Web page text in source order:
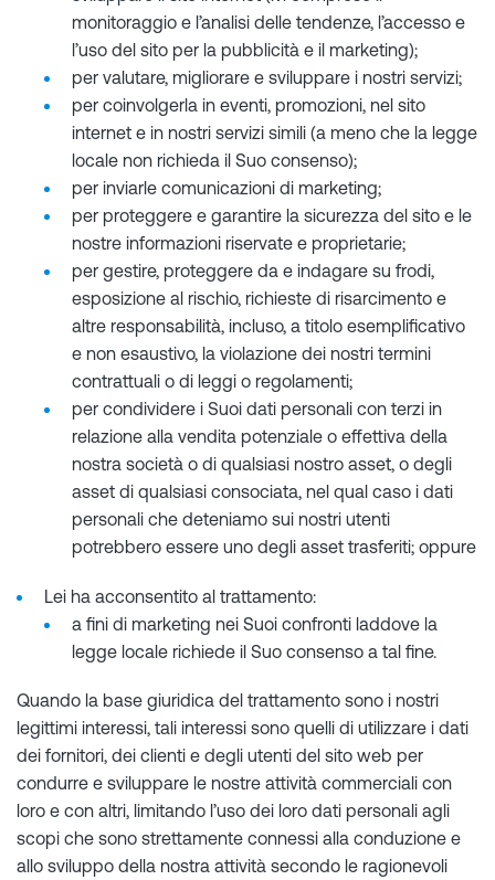
monitoraggio e l’analisi delle tendenze, l’accesso e
l’uso del sito per la pubblicità e il marketing);
per valutare, migliorare e sviluppare i nostri servizi;
per coinvolgerla in eventi, promozioni, nel sito
internet e in nostri servizi simili (a meno che la legge
locale non richieda il Suo consenso);
per inviarle comunicazioni di marketing;
per proteggere e garantire la sicurezza del sito e le
nostre informazioni riservate e proprietarie;
per gestire, proteggere da e indagare su frodi,
esposizione al rischio, richieste di risarcimento e
altre responsabilità, incluso, a titolo esemplificativo
e non esaustivo, la violazione dei nostri termini
contrattuali o di leggi o regolamenti;
per condividere i Suoi dati personali con terzi in
relazione alla vendita potenziale o effettiva della
nostra società o di qualsiasi nostro asset, o degli
asset di qualsiasi consociata, nel qual caso i dati
personali che deteniamo sui nostri utenti
potrebbero essere uno degli asset trasferiti; oppure
Lei ha acconsentito al trattamento:
a fini di marketing nei Suoi confronti laddove la
legge locale richiede il Suo consenso a tal fine.
Quando la base giuridica del trattamento sono i nostri
legittimi interessi, tali interessi sono quelli di utilizzare i dati
dei fornitori, dei clienti e degli utenti del sito web per
condurre e sviluppare le nostre attività commerciali con
loro e con altri, limitando l’uso dei loro dati personali agli
scopi che sono strettamente connessi alla conduzione e
allo sviluppo della nostra attività secondo le ragionevoli